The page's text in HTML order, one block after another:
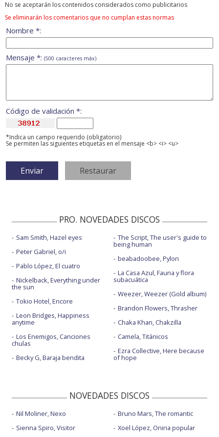
No se aceptarán los contenidos considerados como publicitarios
Se eliminarán los comentarios que no cumplan estas normas
Nombre *:
Mensaje *: (500 caracteres máx)
Código de validación *:
*Indica un campo requerido (obligatorio)
Se permiten las siguientes etiquetas en el mensaje <b> <i> <u>
PRO. NOVEDADES DISCOS
Sam Smith, Hazel eyes
Peter Gabriel, o/i
Pablo López, El cuatro
Nickelback, Everything under
the sun
Tokio Hotel, Encore
Leon Bridges, Happiness
anytime
Los Enemigos, Canciones
chulas
Becky G, Baraja bendita
The Script, The user's guide to
being human
beabadoobee, Pylon
La Casa Azul, Fauna y flora
subacuática
Weezer, Weezer (Gold album)
Brandon Flowers, Thrasher
Chaka Khan, Chakzilla
Camela, Titánicos
Ezra Collective, Here because
of hope
NOVEDADES DISCOS
Nil Moliner, Nexo
Sienna Spiro, Visitor
Bruno Mars, The romantic
Xoel López, Oniria popular